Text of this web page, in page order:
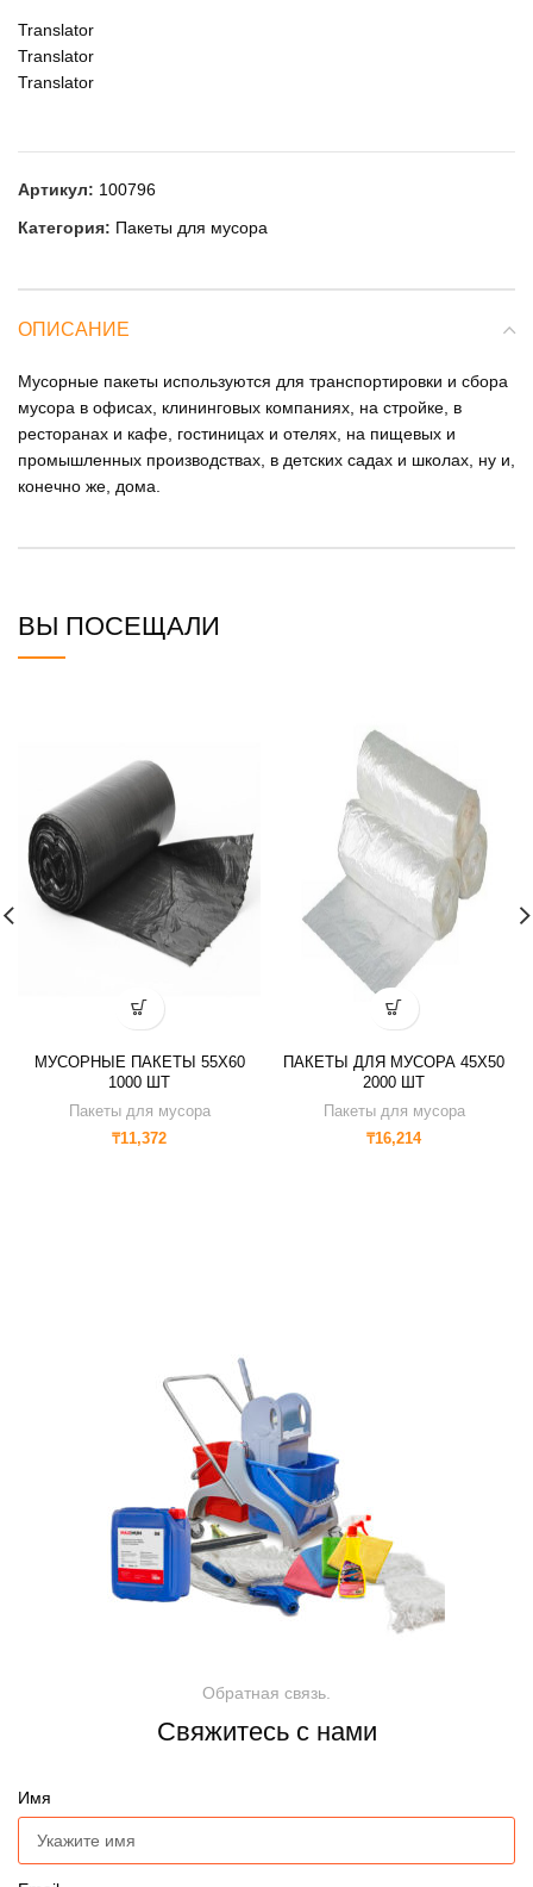
Translator
Translator
Translator
Артикул: 100796
Категория: Пакеты для мусора
ОПИСАНИЕ
Мусорные пакеты используются для транспортировки и сбора
мусора в офисах, клининговых компаниях, на стройке, в
ресторанах и кафе, гостиницах и отелях, на пищевых и
промышленных производствах, в детских садах и школах, ну и,
конечно же, дома.
ВЫ ПОСЕЩАЛИ
МУСОРНЫЕ ПАКЕТЫ 55Х60
1000 ШТ
Пакеты для мусора
₸11,372
ПАКЕТЫ ДЛЯ МУСОРА 45Х50
2000 ШТ
Пакеты для мусора
₸16,214
Обратная связь.
Свяжитесь с нами
Имя